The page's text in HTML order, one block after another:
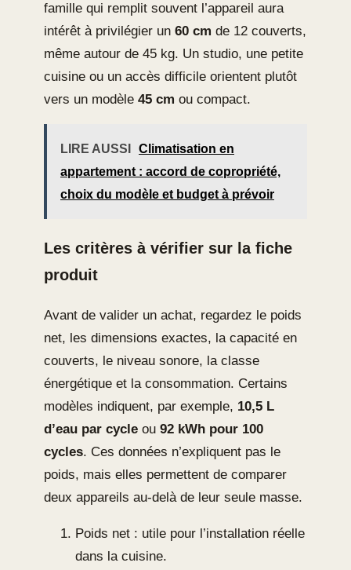
famille qui remplit souvent l’appareil aura
intérêt à privilégier un 60 cm de 12 couverts,
même autour de 45 kg. Un studio, une petite
cuisine ou un accès difficile orientent plutôt
vers un modèle 45 cm ou compact.
LIRE AUSSI
Climatisation en
appartement : accord de copropriété,
choix du modèle et budget à prévoir
Les critères à vérifier sur la fiche
produit
Avant de valider un achat, regardez le poids
net, les dimensions exactes, la capacité en
couverts, le niveau sonore, la classe
énergétique et la consommation. Certains
modèles indiquent, par exemple, 10,5 L
d’eau par cycle ou 92 kWh pour 100
cycles. Ces données n’expliquent pas le
poids, mais elles permettent de comparer
deux appareils au-delà de leur seule masse.
Poids net : utile pour l’installation réelle
dans la cuisine.